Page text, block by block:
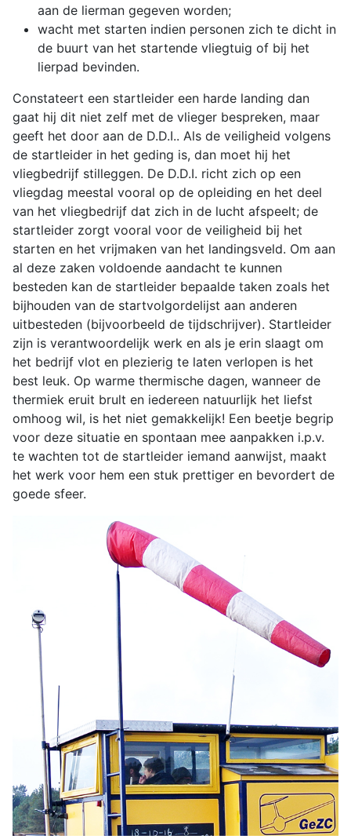
aan de lierman gegeven worden;
wacht met starten indien personen zich te dicht in
de buurt van het startende vliegtuig of bij het
lierpad bevinden.
Constateert een startleider een harde landing dan
gaat hij dit niet zelf met de vlieger bespreken, maar
geeft het door aan de D.D.I.. Als de veiligheid volgens
de startleider in het geding is, dan moet hij het
vliegbedrijf stilleggen. De D.D.I. richt zich op een
vliegdag meestal vooral op de opleiding en het deel
van het vliegbedrijf dat zich in de lucht afspeelt; de
startleider zorgt vooral voor de veiligheid bij het
starten en het vrijmaken van het landingsveld. Om aan
al deze zaken voldoende aandacht te kunnen
besteden kan de startleider bepaalde taken zoals het
bijhouden van de startvolgordelijst aan anderen
uitbesteden (bijvoorbeeld de tijdschrijver). Startleider
zijn is verantwoordelijk werk en als je erin slaagt om
het bedrijf vlot en plezierig te laten verlopen is het
best leuk. Op warme thermische dagen, wanneer de
thermiek eruit brult en iedereen natuurlijk het liefst
omhoog wil, is het niet gemakkelijk! Een beetje begrip
voor deze situatie en spontaan mee aanpakken i.p.v.
te wachten tot de startleider iemand aanwijst, maakt
het werk voor hem een stuk prettiger en bevordert de
goede sfeer.